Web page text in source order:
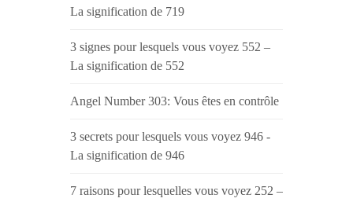
La signification de 719
3 signes pour lesquels vous voyez 552 –
La signification de 552
Angel Number 303: Vous êtes en contrôle
3 secrets pour lesquels vous voyez 946 -
La signification de 946
7 raisons pour lesquelles vous voyez 252 –